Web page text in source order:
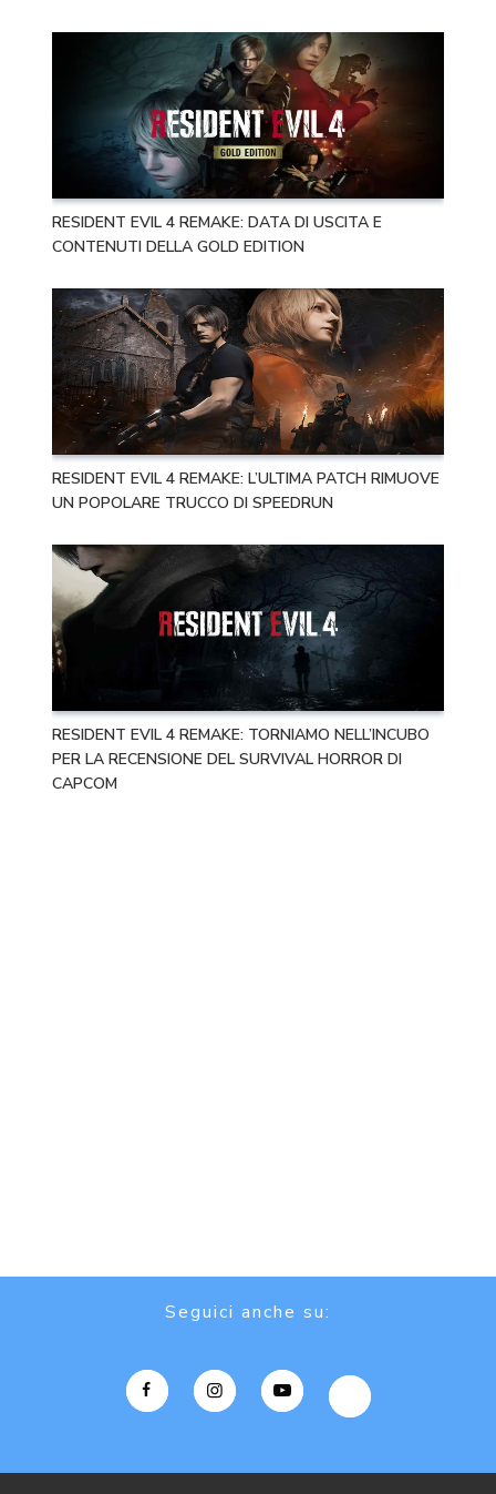
RESIDENT EVIL 4 REMAKE: DATA DI USCITA E
CONTENUTI DELLA GOLD EDITION
RESIDENT EVIL 4 REMAKE: L’ULTIMA PATCH RIMUOVE
UN POPOLARE TRUCCO DI SPEEDRUN
RESIDENT EVIL 4 REMAKE: TORNIAMO NELL’INCUBO
PER LA RECENSIONE DEL SURVIVAL HORROR DI
CAPCOM
Seguici anche su: